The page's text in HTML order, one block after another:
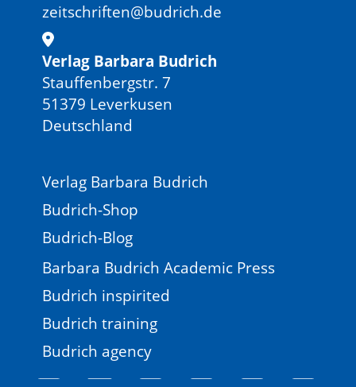
zeitschriften@budrich.de
Verlag Barbara Budrich
Stauffenbergstr. 7
51379 Leverkusen
Deutschland
Verlag Barbara Budrich
Budrich-Shop
Budrich-Blog
Barbara Budrich Academic Press
Budrich inspirited
Budrich training
Budrich agency